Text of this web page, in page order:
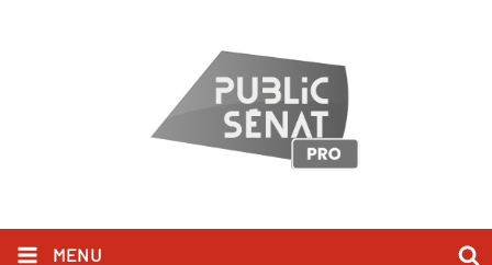
MENU